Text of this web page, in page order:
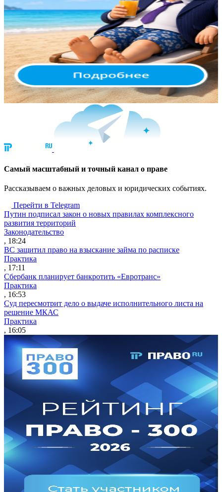
Cамый масштабный и точный канал о праве
Рассказываем о важных деловых и юридических событиях.
Перейти в Telegram
Путин подписал закон о новых правилах комплексного
развития территорий
Законодательство
, 18:24
ВС защитил право на взыскание займа по расписке
Практика
, 17:11
Сбербанк планирует банкротить «Евротранс»
Практика
, 16:53
Суд пересмотрит дело о выдаче исполнительного листа на
решение МКАС
Практика
, 16:05